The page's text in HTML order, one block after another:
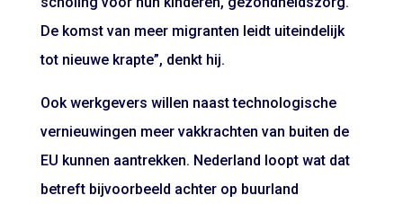
De komst van meer migranten leidt uiteindelijk
tot nieuwe krapte”, denkt hij.
Ook werkgevers willen naast technologische
vernieuwingen meer vakkrachten van buiten de
EU kunnen aantrekken. Nederland loopt wat dat
betreft bijvoorbeeld achter op buurland